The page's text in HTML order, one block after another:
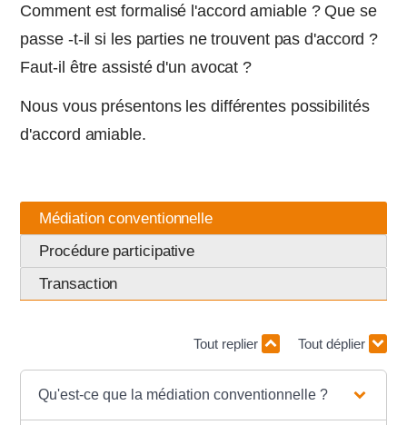
Comment est formalisé l'accord amiable ? Que se
passe -t-il si les parties ne trouvent pas d'accord ?
Faut-il être assisté d'un avocat ?
Nous vous présentons les différentes possibilités
d'accord amiable.
Médiation conventionnelle
Procédure participative
Transaction
Tout replier Tout déplier
Qu'est-ce que la médiation conventionnelle ?